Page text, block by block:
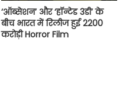
‘ऑब्सेशन’ और ‘हॉन्टेड 3डी’ के
बीच भारत में रिलीज हुई 2200
करोड़ी Horror Film